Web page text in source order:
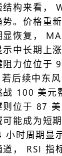
构来看，
。价格重
恢复，
中长期上
阻力位位于
后续中东
100 美元
则位于 87
能成为短
小时周期显
， RSI 指